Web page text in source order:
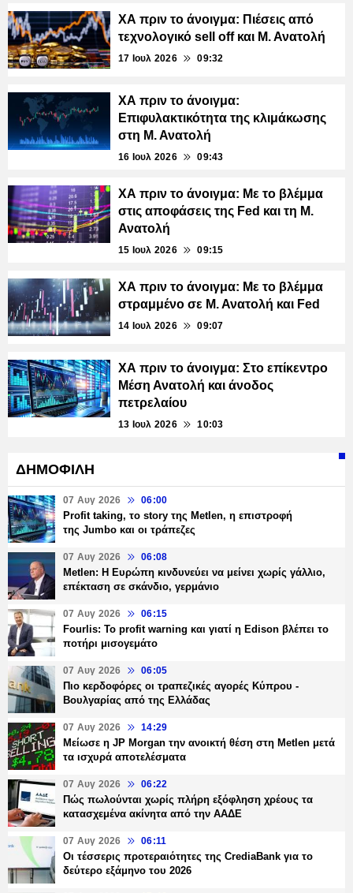
ΧΑ πριν το άνοιγμα: Πιέσεις από
τεχνολογικό sell off και Μ. Ανατολή
17 Ιουλ 2026 09:32
ΧΑ πριν το άνοιγμα:
Επιφυλακτικότητα της κλιμάκωσης
στη Μ. Ανατολή
16 Ιουλ 2026 09:43
ΧΑ πριν το άνοιγμα: Με το βλέμμα
στις αποφάσεις της Fed και τη Μ.
Ανατολή
15 Ιουλ 2026 09:15
ΧΑ πριν το άνοιγμα: Με το βλέμμα
στραμμένο σε Μ. Ανατολή και Fed
14 Ιουλ 2026 09:07
ΧΑ πριν το άνοιγμα: Στο επίκεντρο
Μέση Ανατολή και άνοδος
πετρελαίου
13 Ιουλ 2026 10:03
ΔΗΜΟΦΙΛΗ
07 Αυγ 2026 06:00
Profit taking, το story της Metlen, η επιστροφή
της Jumbo και οι τράπεζες
07 Αυγ 2026 06:08
Metlen: Η Ευρώπη κινδυνεύει να μείνει χωρίς γάλλιο,
επέκταση σε σκάνδιο, γερμάνιο
07 Αυγ 2026 06:15
Fourlis: Το profit warning και γιατί η Edison βλέπει το
ποτήρι μισογεμάτο
07 Αυγ 2026 06:05
Πιο κερδοφόρες οι τραπεζικές αγορές Κύπρου -
Βουλγαρίας από της Ελλάδας
07 Αυγ 2026 14:29
Μείωσε η JP Morgan την ανοικτή θέση στη Metlen μετά
τα ισχυρά αποτελέσματα
07 Αυγ 2026 06:22
Πώς πωλούνται χωρίς πλήρη εξόφληση χρέους τα
κατασχεμένα ακίνητα από την ΑΑΔΕ
07 Αυγ 2026 06:11
Οι τέσσερις προτεραιότητες της CrediaBank για το
δεύτερο εξάμηνο του 2026